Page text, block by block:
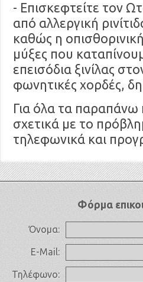
- Επισκεφτείτε τον
από αλλεργική
καθώς η
μύξες που
επεισόδια ξινίλας
φωνητικές χορδές,
Για όλα τα παραπάνω
σχετικά με το
τηλεφωνικά και
Φόρμα
Όνομα:
E-Mail:
Τηλέφωνο: